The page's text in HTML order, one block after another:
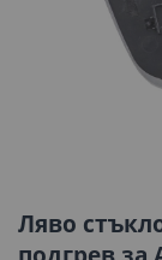
началото
Ляво